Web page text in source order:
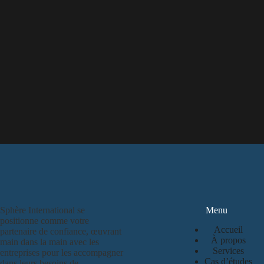
Sphère International se
positionne comme votre
partenaire de confiance, œuvrant
main dans la main avec les
entreprises pour les accompagner
Menu
Accueil
À propos
Services
Cas d’études